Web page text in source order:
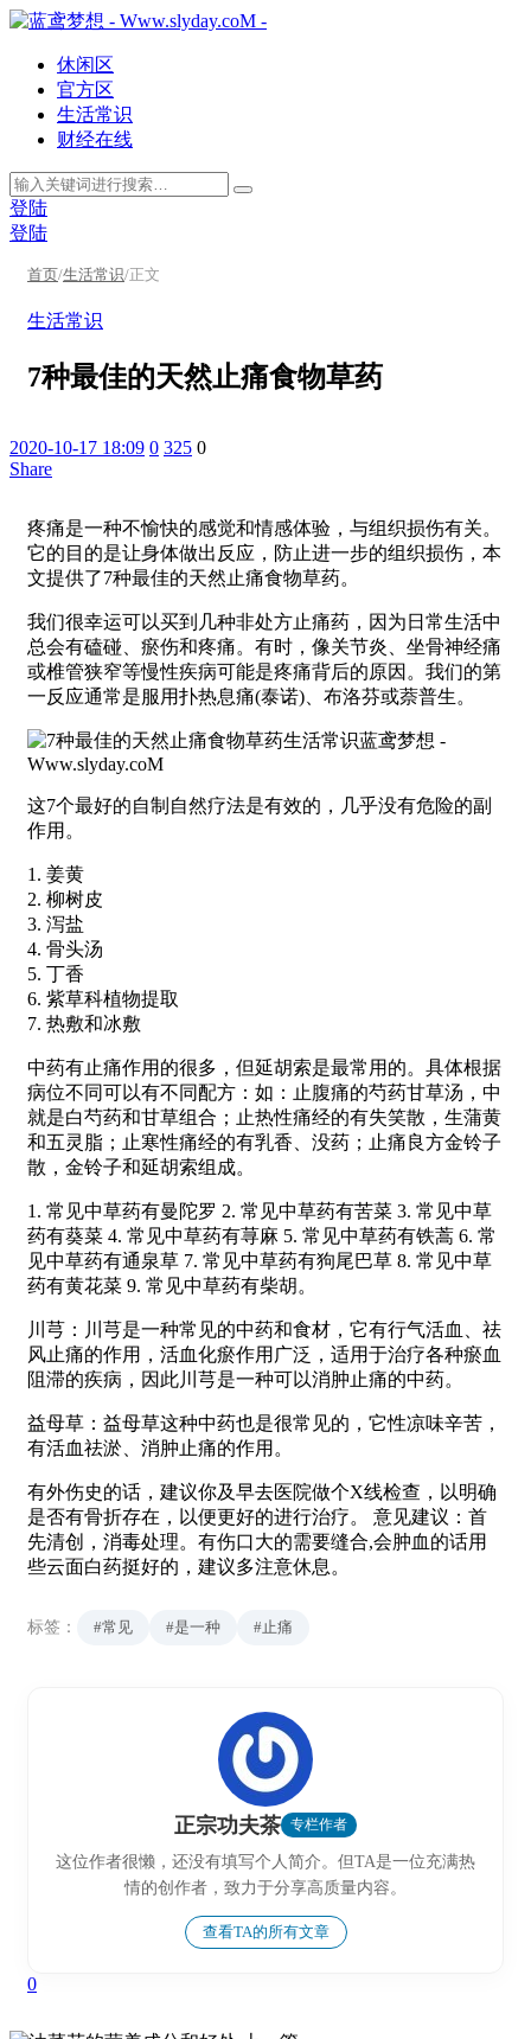
休闲区
官方区
生活常识
财经在线
登陆
登陆
首页/生活常识/正文
生活常识
7种最佳的天然止痛食物草药
2020-10-17 18:09 0 325 0
Share
疼痛是一种不愉快的感觉和情感体验，与组织损伤有关。
它的目的是让身体做出反应，防止进一步的组织损伤，本
文提供了7种最佳的天然止痛食物草药。
我们很幸运可以买到几种非处方止痛药，因为日常生活中
总会有磕碰、瘀伤和疼痛。有时，像关节炎、坐骨神经痛
或椎管狭窄等慢性疾病可能是疼痛背后的原因。我们的第
一反应通常是服用扑热息痛(泰诺)、布洛芬或萘普生。
这7个最好的自制自然疗法是有效的，几乎没有危险的副
作用。
1. 姜黄
2. 柳树皮
3. 泻盐
4. 骨头汤
5. 丁香
6. 紫草科植物提取
7. 热敷和冰敷
中药有止痛作用的很多，但延胡索是最常用的。具体根据
病位不同可以有不同配方：如：止腹痛的芍药甘草汤，中
就是白芍药和甘草组合；止热性痛经的有失笑散，生蒲黄
和五灵脂；止寒性痛经的有乳香、没药；止痛良方金铃子
散，金铃子和延胡索组成。
1. 常见中草药有曼陀罗 2. 常见中草药有苦菜 3. 常见中草
药有葵菜 4. 常见中草药有荨麻 5. 常见中草药有铁蒿 6. 常
见中草药有通泉草 7. 常见中草药有狗尾巴草 8. 常见中草
药有黄花菜 9. 常见中草药有柴胡。
川芎：川芎是一种常见的中药和食材，它有行气活血、祛
风止痛的作用，活血化瘀作用广泛，适用于治疗各种瘀血
阻滞的疾病，因此川芎是一种可以消肿止痛的中药。
益母草：益母草这种中药也是很常见的，它性凉味辛苦，
有活血祛淤、消肿止痛的作用。
有外伤史的话，建议你及早去医院做个X线检查，以明确
是否有骨折存在，以便更好的进行治疗。 意见建议：首
先清创，消毒处理。有伤口大的需要缝合,会肿血的话用
些云面白药挺好的，建议多注意休息。
标签： #常见 #是一种 #止痛
正宗功夫茶 专栏作者
这位作者很懒，还没有填写个人简介。但TA是一位充满热
情的创作者，致力于分享高质量内容。
查看TA的所有文章
0